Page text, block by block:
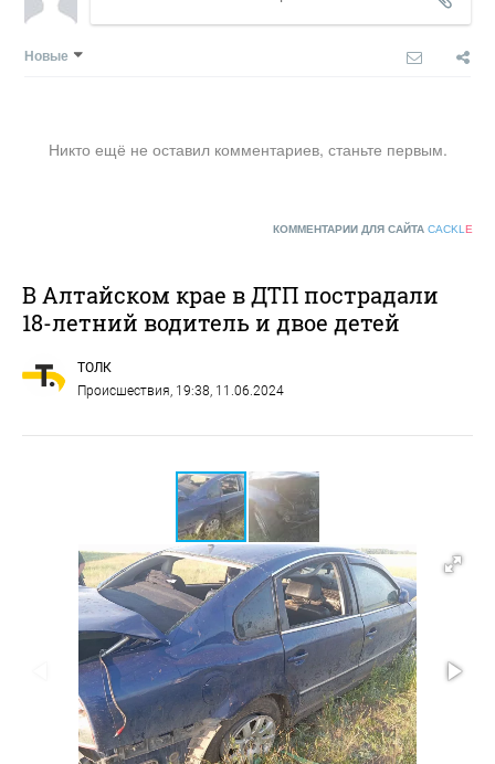
Новые
Никто ещё не оставил комментариев, станьте первым.
КОММЕНТАРИИ ДЛЯ САЙТА CACKL E
В Алтайском крае в ДТП пострадали
18-летний водитель и двое детей
ТОЛК
Происшествия, 19:38, 11.06.2024